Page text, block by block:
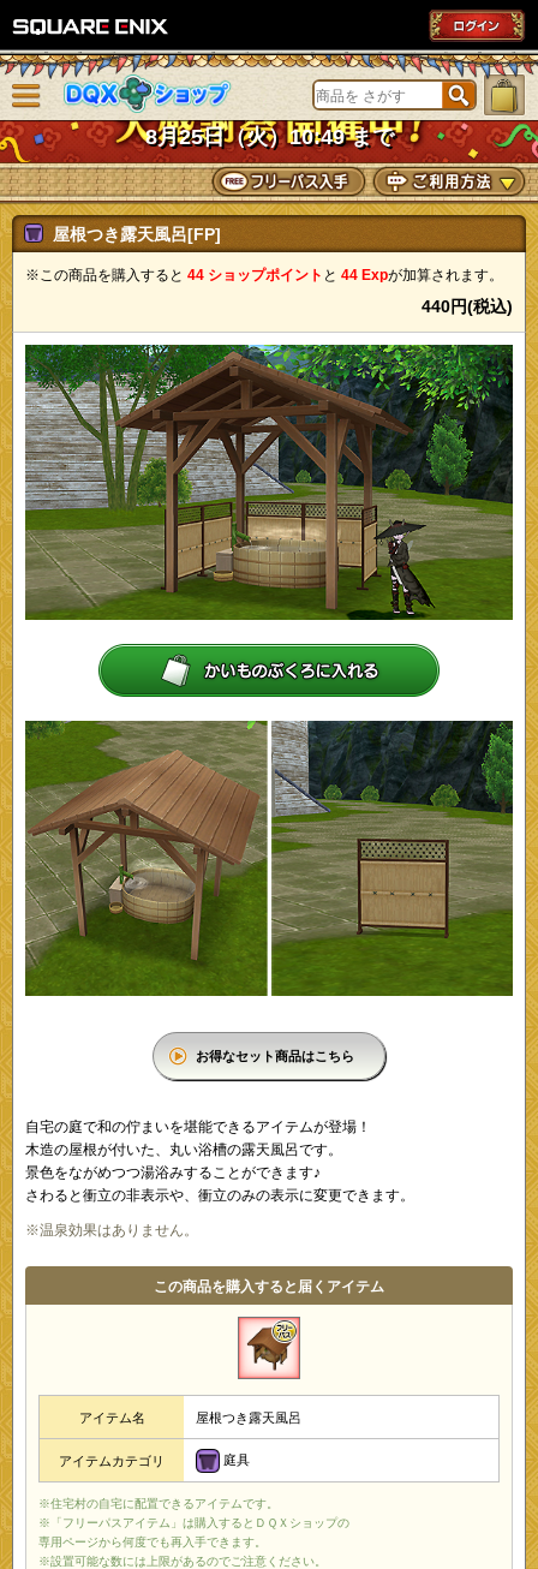
DQXショップ
8月25日（火）10:49 まで
ニューを閉じる
屋根つき露天風呂[FP]
※この商品を購入すると 44 ショップポイント と 44 Expが加算されます。
440円(税込)
お得なセット商品はこちら
自宅の庭で和の佇まいを堪能できるアイテムが登場！
木造の屋根が付いた、丸い浴槽の露天風呂です。
景色をながめつつ湯浴みすることができます♪
さわると衝立の非表示や、衝立のみの表示に変更できます。
※温泉効果はありません。
この商品を購入すると届くアイテム
アイテム名 屋根つき露天風呂
アイテムカテゴリ 庭具
※住宅村の自宅に配置できるアイテムです。
※「フリーパスアイテム」は購入するとＤＱＸショップの
専用ページから何度でも再入手できます。
※設置可能な数には上限があるのでご注意ください。